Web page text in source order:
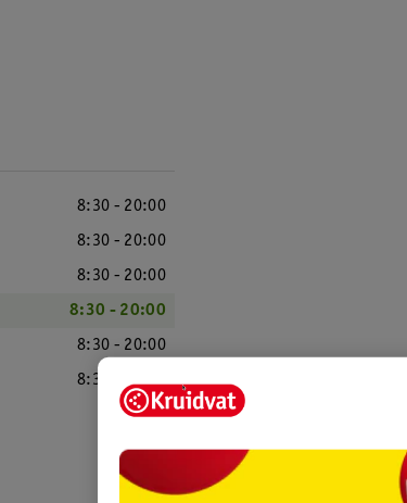
8:30 - 20:00
8:30 - 20:00
8:30 - 20:00
8:30 - 20:00
8:30 - 20:00
8:30 - 18:00
Gesloten